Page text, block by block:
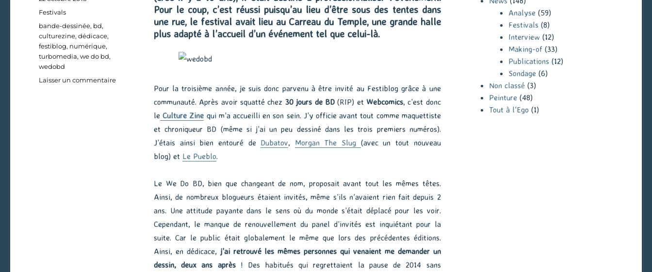
Pour le coup, c’est réussi puisqu’au lieu d’être sous des tentes dans
une rue, le festival avait lieu au Carreau du Temple, une grande halle
plus adapté à l’accueil d’un événement tel que celui-là.
Pour la troisième année, je suis donc parvenu à être invité au Festiblog grâce à une
communauté. Après avoir squatté chez 30 jours de BD(RIP) et Webcomics, c’est donc
le Culture Zine qui m’a accueilli en son sein. J’y officie avant tout comme maquettiste
et chroniqueur BD (même si j’ai un peu dessiné dans les trois premiers numéros).
J’étais ainsi bien entouré de Dubatov, Morgan The Slug (avec un tout nouveau
blog) et Le Pueblo.
Le We Do BD, bien que changeant de nom, proposait avant tout les mêmes têtes.
Ainsi, de nombreux blogueurs étaient invités, même s’ils n’avaient rien fait depuis 2
ans. Une attitude payante dans le sens où du monde s’était déplacé pour les voir.
Cependant, le manque de renouvellement du panel d’invités est inquiétant pour la
suite. Car le public était globalement le même que lors des précédentes éditions.
Ainsi, en dédicace, j’ai retrouvé les mêmes personnes qui venaient me demander un
dessin, deux ans après! Des habitués qui regrettaient la pause de 2014 sans
le
Catégories
Festivals
Étiquettes
bande-dessinée, bd,
culturezine,dédicace,
festiblog, numérique,
turbomedia,we do bd,
wedobd
Laisser un commentairesur
Analyse (59)
Festivals (8)
Interview (12)
Making-of(33)
Publications (12)
Sondage (6)
Non classé (3)
Peinture (48)
Tout à l'Ego (1)